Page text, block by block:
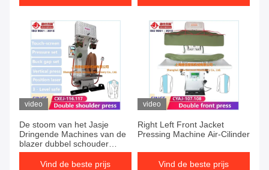
video
De stoom van het Jasje
Dringende Machines van de
blazer dubbel schouder
Verticaal het strijken
materiaalVind de beste prijs
video
Right Left Front Jacket
Pressing Machine Air-Cilinder
Vind de beste prijs